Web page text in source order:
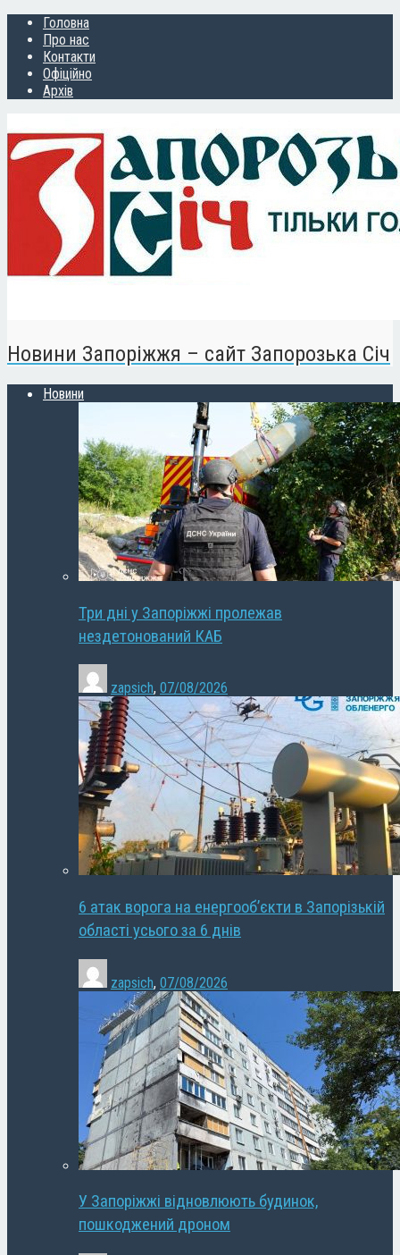
Головна
Про нас
Контакти
Офіційно
Архів
Новини Запоріжжя – сайт Запорозька Січ
Новини
Три дні у Запоріжжі пролежав
нездетонований КАБ
zapsich, 07/08/2026
6 атак ворога на енергооб’єкти в Запорізькій
області усього за 6 днів
zapsich, 07/08/2026
У Запоріжжі відновлюють будинок,
пошкоджений дроном